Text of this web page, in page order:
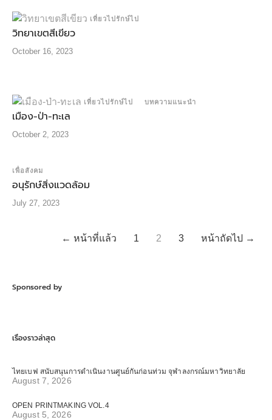
เที่ยวไปรักษ์ไป
วิทยาเขตสีเขียว
October 16, 2023
เที่ยวไปรักษ์ไป บทความแนะนำ
เมือง-ป่า-ทะเล
October 2, 2023
เพื่อสังคม
อนุรักษ์สิ่งแวดล้อม
July 27, 2023
← หน้าที่แล้ว 1 2 3 หน้าถัดไป →
Sponsored by
เรื่องราวล่าสุด
ไทยเบฟ สนับสนุนการดำเนินงานศูนย์กันก่อนท่วม จุฬาลงกรณ์มหาวิทยาลัย
August 7, 2026
OPEN PRINTMAKING VOL.4
August 5, 2026